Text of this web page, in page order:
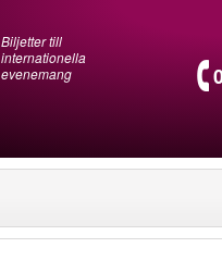
Biljetter till
internationella
evenemang